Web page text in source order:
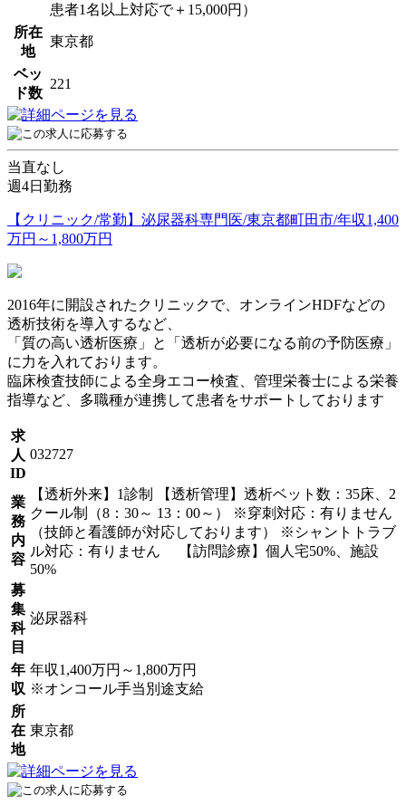
患者1名以上対応で＋15,000円）
所在
地
東京都
ベッ
ド数
221
当直なし
週4日勤務
【クリニック/常勤】泌尿器科専門医/東京都町田市/年収1,400
万円～1,800万円
2016年に開設されたクリニックで、オンラインHDFなどの
透析技術を導入するなど、
「質の高い透析医療」と「透析が必要になる前の予防医療」
に力を入れております。
臨床検査技師による全身エコー検査、管理栄養士による栄養
指導など、多職種が連携して患者をサポートしております
求
人
ID
032727
業
務
内
容
【透析外来】1診制 【透析管理】透析ベット数：35床、2
クール制（8：30～ 13：00～） ※穿刺対応：有りません
（技師と看護師が対応しております） ※シャントトラブ
ル対応：有りません 【訪問診療】個人宅50%、施設
50%
募
集
科
目
泌尿器科
年
収
年収1,400万円～1,800万円
※オンコール手当別途支給
所
在
地
東京都